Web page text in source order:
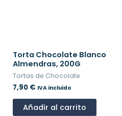
Torta Chocolate Blanco
Almendras, 200G
Tortas de Chocolate
7,90 € IVA incluido
Añadir al carrito